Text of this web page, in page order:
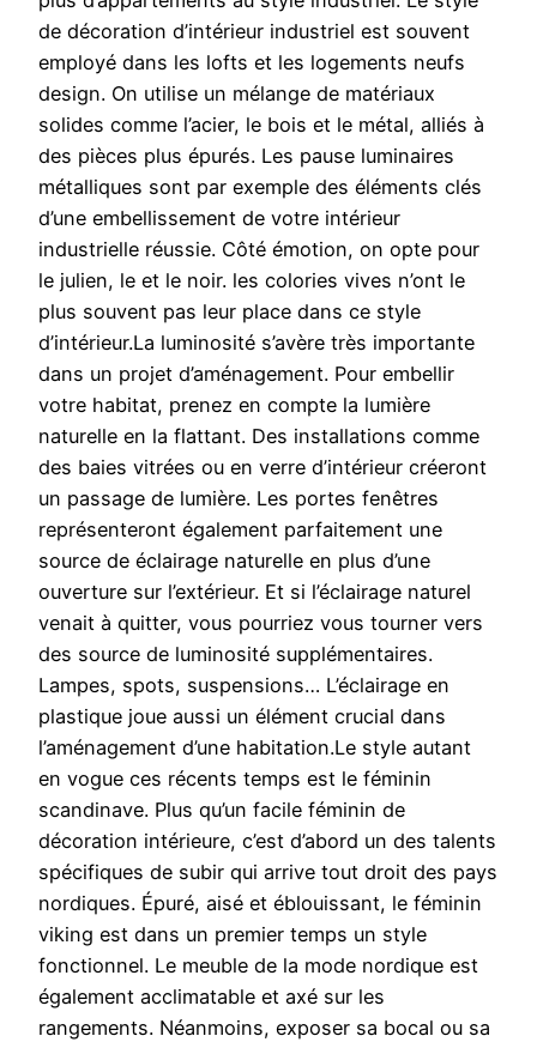
de décoration d’intérieur industriel est souvent
employé dans les lofts et les logements neufs
design. On utilise un mélange de matériaux
solides comme l’acier, le bois et le métal, alliés à
des pièces plus épurés. Les pause luminaires
métalliques sont par exemple des éléments clés
d’une embellissement de votre intérieur
industrielle réussie. Côté émotion, on opte pour
le julien, le et le noir. les colories vives n’ont le
plus souvent pas leur place dans ce style
d’intérieur.La luminosité s’avère très importante
dans un projet d’aménagement. Pour embellir
votre habitat, prenez en compte la lumière
naturelle en la flattant. Des installations comme
des baies vitrées ou en verre d’intérieur créeront
un passage de lumière. Les portes fenêtres
représenteront également parfaitement une
source de éclairage naturelle en plus d’une
ouverture sur l’extérieur. Et si l’éclairage naturel
venait à quitter, vous pourriez vous tourner vers
des source de luminosité supplémentaires.
Lampes, spots, suspensions… L’éclairage en
plastique joue aussi un élément crucial dans
l’aménagement d’une habitation.Le style autant
en vogue ces récents temps est le féminin
scandinave. Plus qu’un facile féminin de
décoration intérieure, c’est d’abord un des talents
spécifiques de subir qui arrive tout droit des pays
nordiques. Épuré, aisé et éblouissant, le féminin
viking est dans un premier temps un style
fonctionnel. Le meuble de la mode nordique est
également acclimatable et axé sur les
rangements. Néanmoins, exposer sa bocal ou sa